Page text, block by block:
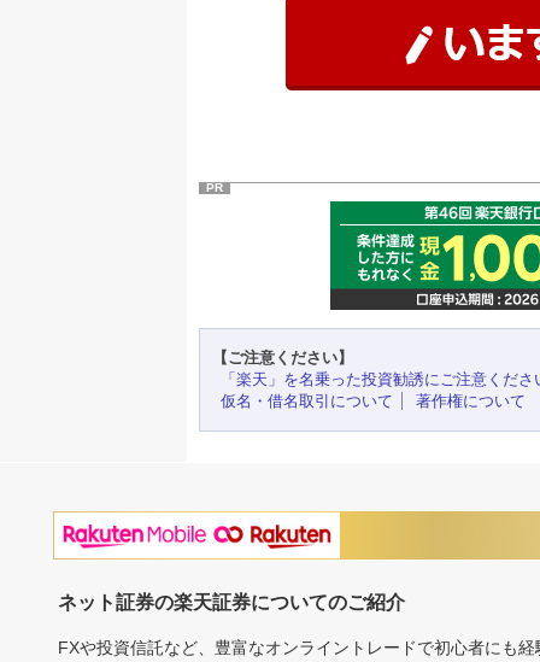
PR
【ご注意ください】
「楽天」を名乗った投資勧誘にご注意くださ
仮名・借名取引について
著作権について
ネット証券の楽天証券についてのご紹介
FXや投資信託など、豊富なオンライントレードで初心者にも